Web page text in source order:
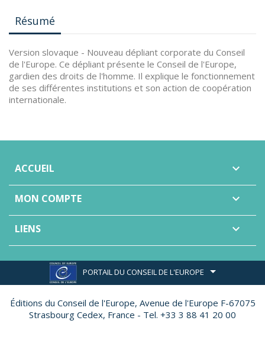
Résumé
Version slovaque - Nouveau dépliant corporate du Conseil
de l'Europe. Ce dépliant présente le Conseil de l'Europe,
gardien des droits de l'homme. Il explique le fonctionnement
de ses différentes institutions et son action de coopération
internationale.
ACCUEIL 
MON COMPTE 
LIENS 
PORTAIL DU CONSEIL DE L'EUROPE
Éditions du Conseil de l'Europe, Avenue de l'Europe F-67075
Strasbourg Cedex, France - Tel. +33 3 88 41 20 00